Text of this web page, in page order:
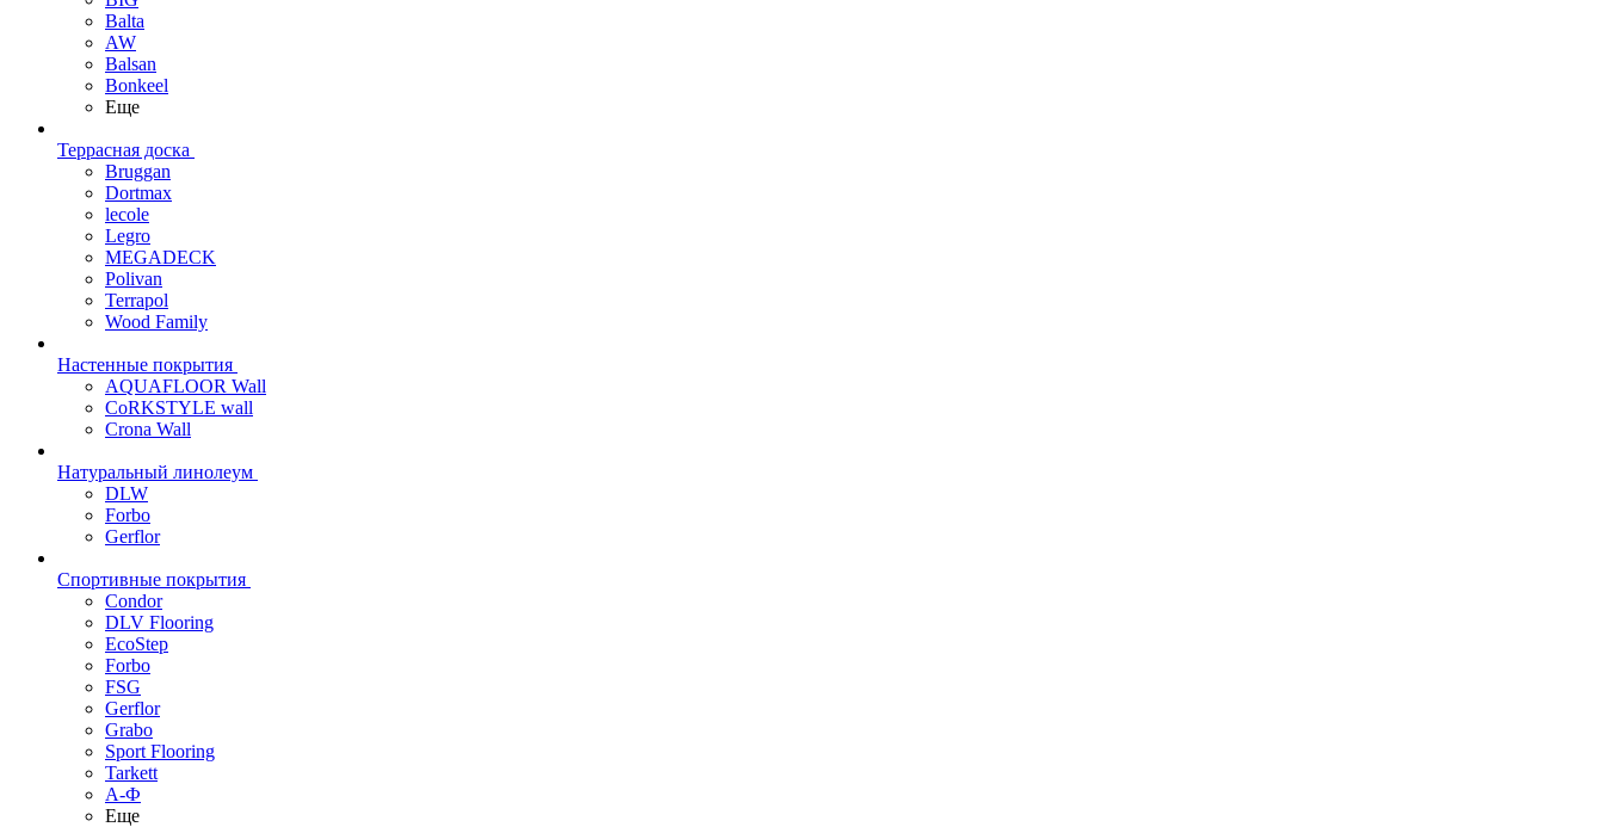
Balta
AW
Balsan
Bonkeel
Еще
Террасная доска
Bruggan
Dortmax
lecole
Legro
MEGADECK
Polivan
Terrapol
Wood Family
Настенные покрытия
AQUAFLOOR Wall
CoRKSTYLE wall
Crona Wall
Натуральный линолеум
DLW
Forbo
Gerflor
Спортивные покрытия
Condor
DLV Flooring
EcoStep
Forbo
FSG
Gerflor
Grabo
Sport Flooring
Tarkett
А-Ф
Еще